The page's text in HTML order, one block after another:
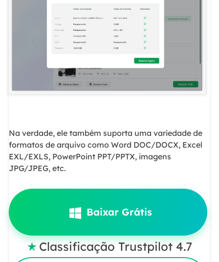
Na verdade, ele também suporta uma variedade de
formatos de arquivo como Word DOC/DOCX, Excel
EXL/EXLS, PowerPoint PPT/PPTX, imagens
JPG/JPEG, etc.
Baixar Grátis
 Classificação Trustpilot 4.7